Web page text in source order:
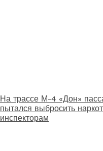
На трассе М-4 «Дон»
пытался выбросить
инспекторам